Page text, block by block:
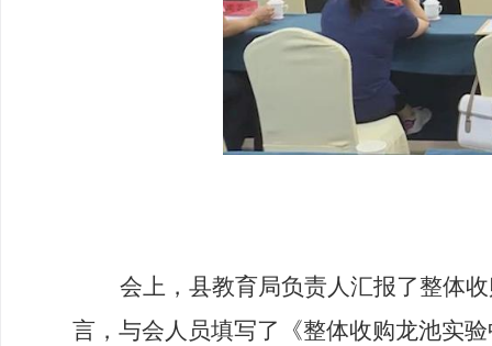
会上， 县教育局负责人汇报了整体
言 ， 与会人员填写了《整体收购龙池实